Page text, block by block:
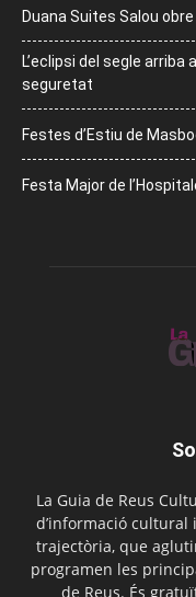
Duana Suites Salou
L’eclipsi del segle
seguretat
Festes d’Estiu de
Festa Major de
La Guia de Reus
d’informació cultural
trajectòria, que
programen les
de Reus. És